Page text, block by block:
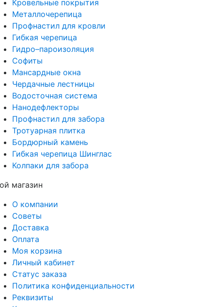
Кровельные покрытия
Металлочерепица
Профнастил для кровли
Гибкая черепица
Гидро–пароизоляция
Софиты
Мансардные окна
Чердачные лестницы
Водосточная система
Нанодефлекторы
Профнастил для забора
Тротуарная плитка
Бордюрный камень
Гибкая черепица Шинглас
Колпаки для забора
магазин
О компании
Советы
Доставка
Оплата
Моя корзина
Личный кабинет
Статус заказа
Политика конфиденциальности
Реквизиты